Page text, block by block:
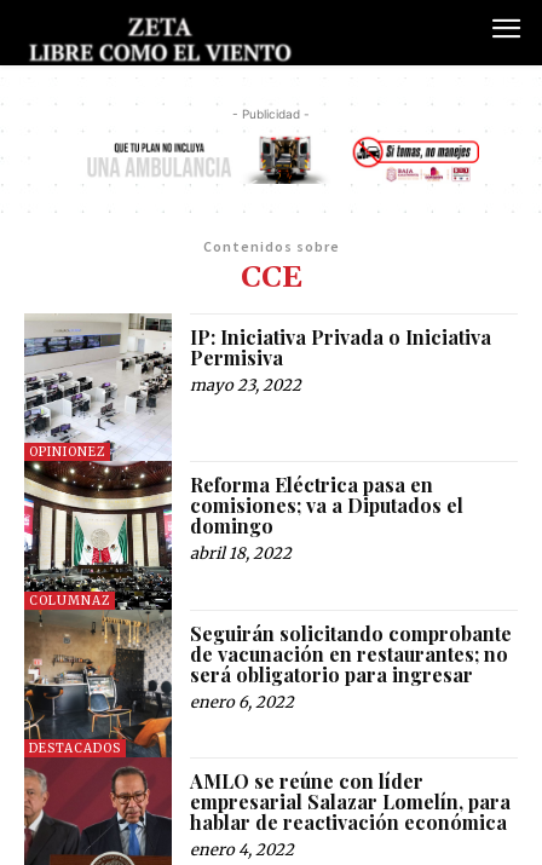
- Publicidad -
Contenidos sobre
CCE
OPINIONEZ
IP: Iniciativa Privada o Iniciativa
Permisiva
mayo 23, 2022
COLUMNAZ
Reforma Eléctrica pasa en
comisiones; va a Diputados el
domingo
abril 18, 2022
DESTACADOS
Seguirán solicitando comprobante
de vacunación en restaurantes; no
será obligatorio para ingresar
enero 6, 2022
AMLO se reúne con líder
empresarial Salazar Lomelín, para
hablar de reactivación económica
enero 4, 2022